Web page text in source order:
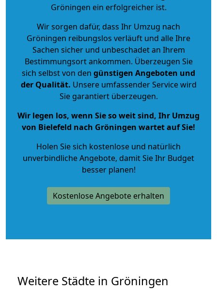
Gröningen ein erfolgreicher ist.
Wir sorgen dafür, dass Ihr Umzug nach
Gröningen reibungslos verläuft und alle Ihre
Sachen sicher und unbeschadet an Ihrem
Bestimmungsort ankommen. Überzeugen Sie
sich selbst von den günstigen Angeboten und
der Qualität. Unsere umfassender Service wird
Sie garantiert überzeugen.
Wir legen los, wenn Sie so weit sind, Ihr Umzug
von Bielefeld nach Gröningen wartet auf Sie!
Holen Sie sich kostenlose und natürlich
unverbindliche Angebote, damit Sie Ihr Budget
besser planen!
Kostenlose Angebote erhalten
Weitere Städte in Gröningen